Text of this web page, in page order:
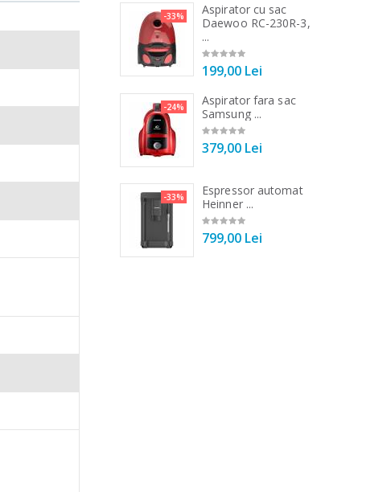
199,00 Lei
-33%
Aspirator cu sac
Daewoo RC-230R-3,
...
199,00 Lei
-24%
Aspirator fara sac
Samsung ...
379,00 Lei
-33%
Espressor automat
Heinner ...
799,00 Lei